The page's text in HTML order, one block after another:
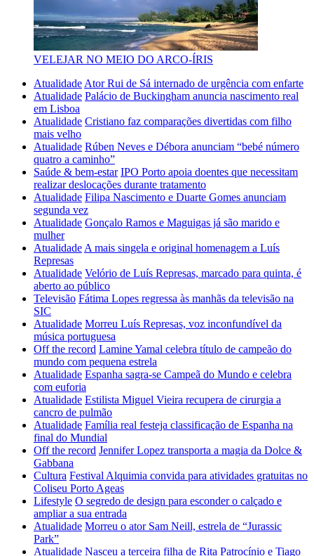
VELEJAR NO MEIO DO ARCO-ÍRIS
Atualidade Ator Rui de Sá internado de urgência com enfarte
Atualidade Palácio de Buckingham anuncia nascimento real
em Lisboa
Atualidade Cristiano faz comparações divertidas com filho
mais velho
Atualidade Rúben Neves e Débora anunciam “bebé número
quatro a caminho”
Saúde & bem-estar IPO Porto apoia doentes que necessitam
realizar deslocações durante tratamento
Atualidade Filipa Nascimento e Duarte Gomes anunciam
segunda vez
Atualidade Gonçalo Ramos e Maguigas já são marido e
mulher
Atualidade A mais singela e original homenagem a Luís
Represas
Atualidade Velório de Luís Represas, marcado para quinta, é
aberto ao público
Televisão Fátima Lopes regressa às manhãs da televisão na
SIC
Atualidade Morreu Luís Represas, voz inconfundível da
música portuguesa
Off the record Lamine Yamal celebra título de campeão do
mundo com pequena estrela
Atualidade Espanha sagra-se Campeã do Mundo e celebra
com euforia
Atualidade Estilista Miguel Vieira recupera de cirurgia a
cancro de pulmão
Atualidade Família real festeja classificação de Espanha na
final do Mundial
Off the record Jennifer Lopez transporta a magia da Dolce &
Gabbana
Cultura Festival Alquimia convida para atividades gratuitas no
Coliseu Porto Ageas
Lifestyle O segredo de design para esconder o calçado e
ampliar a sua entrada
Atualidade Morreu o ator Sam Neill, estrela de “Jurassic
Park”
Atualidade Nasceu a terceira filha de Rita Patrocínio e Tiago